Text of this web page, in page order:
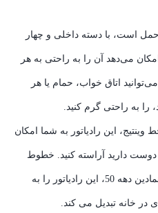
حمل است، با دسته داخلی و چهار
به شما امکان می‌دهد آن را به راحتی به هر
می‌توانید اتاق خواب، حمام یا هر
را به راحتی گرم کنید.
این رادیاتور به شما امکان
دارید آراسته کنید. خطوط
ملایم، رنگ های پاستلی و طراحی نمادین دهه 50، این رادیاتور را به
در خانه تبدیل می کند.